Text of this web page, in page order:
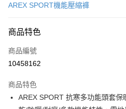
Apple Pay
街口支付
Google Pay
AREX SPORT機能壓縮褲
商品特色
商品編號
10458162
商品特色
AREX SPORT 抗寒多功能頭套